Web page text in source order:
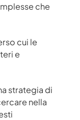
che
cui le
e
strategia di
nella